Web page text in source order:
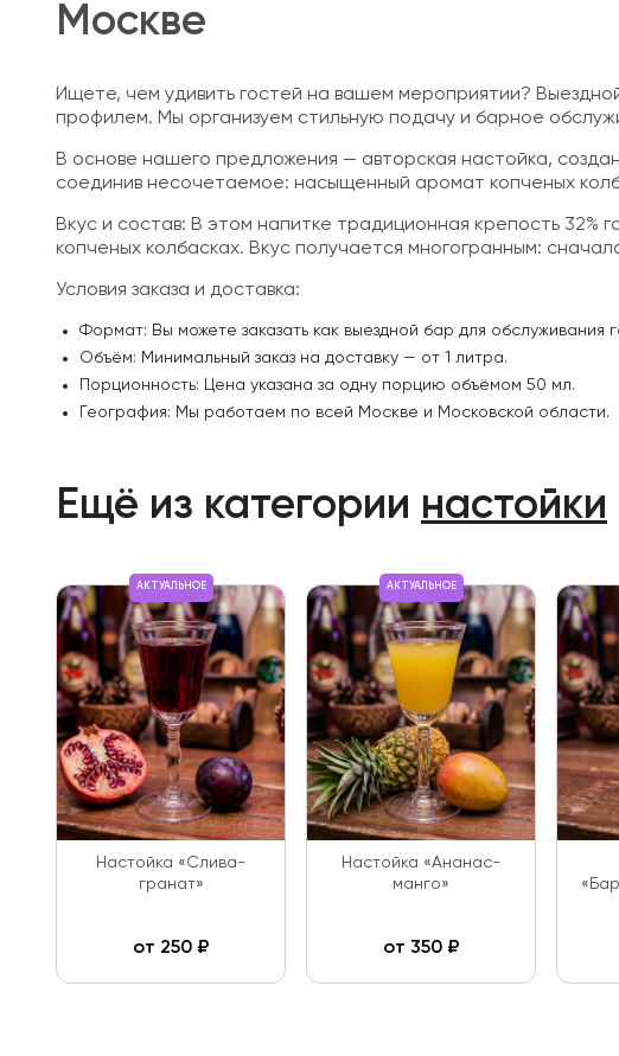
Москве
Ищете, чем удивить гостей на вашем мероприятии?
профилем. Мы организуем стильную подачу и барное
В основе нашего предложения — авторская настойка,
соединив несочетаемое: насыщенный аромат копченых
Вкус и состав: В этом напитке традиционная крепость
копченых колбасках. Вкус получается многогранным:
Условия заказа и доставка:
Формат: Вы можете заказать как выездной бар для обслуживания
Объём: Минимальный заказ на доставку — от 1 литра.
Порционность: Цена указана за одну порцию объёмом 50 мл.
География: Мы работаем по всей Москве и Московской области.
Ещё из категории настойки
АКТУАЛЬНОЕ
Настойка «Слива-
гранат»
от 250₽
АКТУАЛЬНОЕ
Настойка «Ананас-
манго»
от 350₽